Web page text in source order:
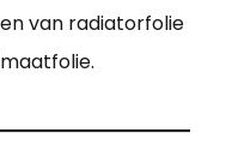
van radiatorfolie